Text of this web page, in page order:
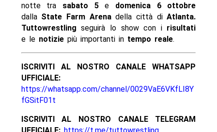
notte tra sabato 5e domenica 6
ottobre
dalla State Farm Arenadella città diAtlanta.
Tuttowrestling seguirà lo show con i risultati
e le notiziepiù importanti in tempo reale.
ISCRIVITI AL NOSTRO CANALE WHATSAPP
UFFICIALE:
https://whatsapp.com/channel/0029VaE6VKfLI8Y
fGSitF01t
ISCRIVITI AL NOSTRO CANALE TELEGRAM